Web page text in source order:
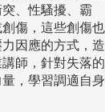
、性騷擾、霸
傷，這些創傷也
因應的方式，造
師，針對失落的
，學習調適自身